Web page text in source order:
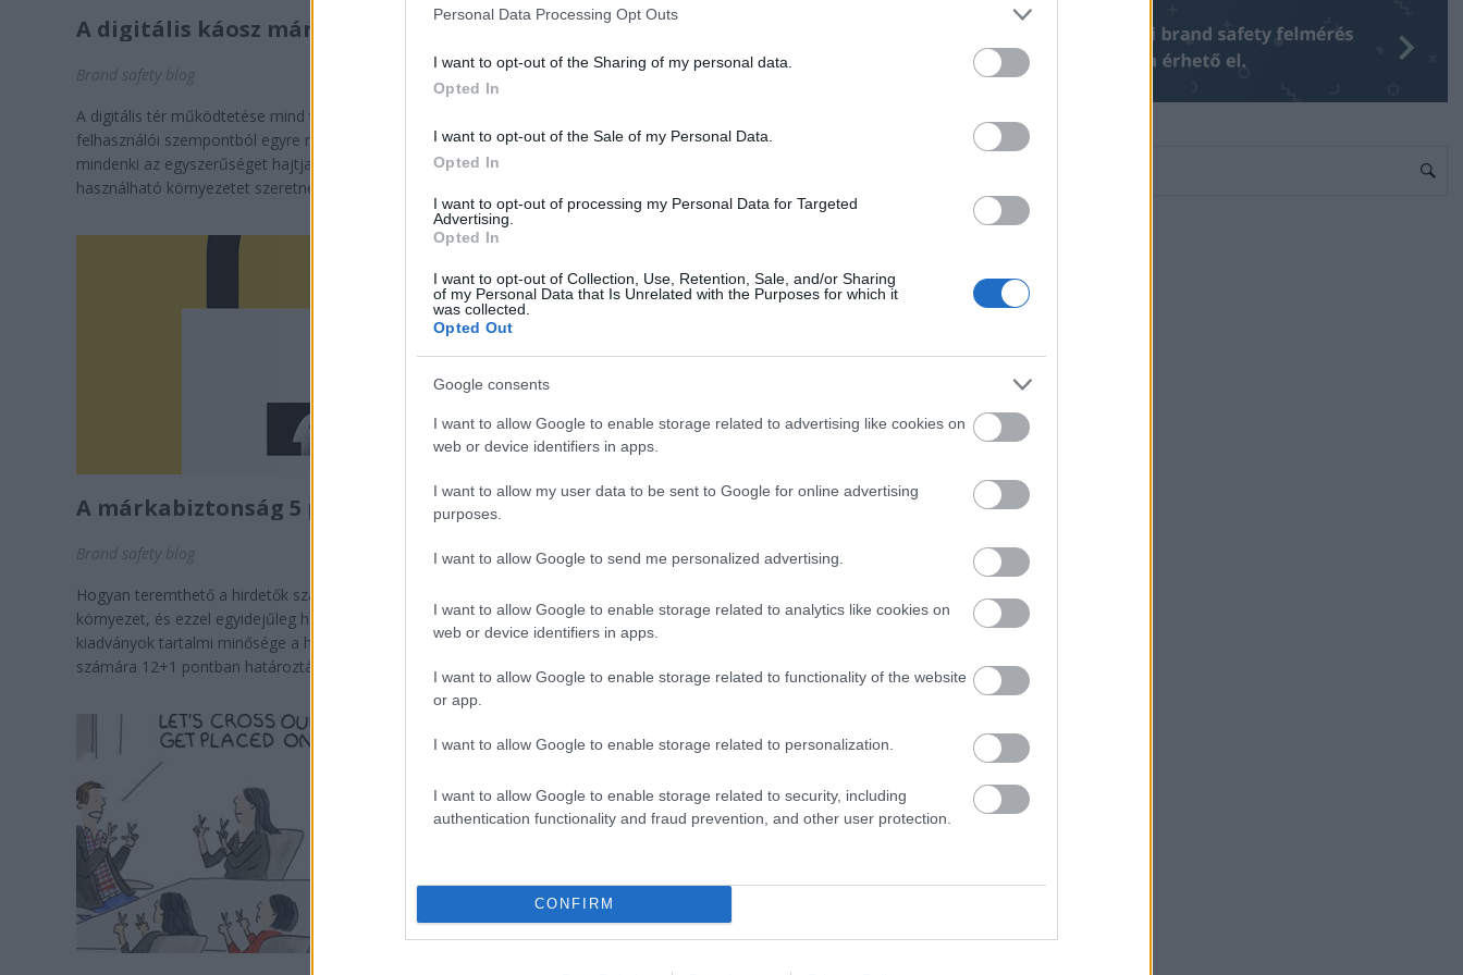
Personal Data Processing Opt Outs
I want to opt-out of the Sharing of my personal data.
Opted In
I want to opt-out of the Sale of my Personal Data.
Opted In
I want to opt-out of processing my Personal Data for Targeted
Advertising.
Opted In
I want to opt-out of Collection, Use, Retention, Sale, and/or Sharing
of my Personal Data that Is Unrelated with the Purposes for which it
was collected.
Opted Out
Google consents
I want to allow Google to enable storage related to advertising like cookies on
web or device identifiers in apps.
I want to allow my user data to be sent to Google for online advertising
purposes.
I want to allow Google to send me personalized advertising.
I want to allow Google to enable storage related to analytics like cookies on
web or device identifiers in apps.
I want to allow Google to enable storage related to functionality of the website
or app.
I want to allow Google to enable storage related to personalization.
I want to allow Google to enable storage related to security, including
authentication functionality and fraud prevention, and other user protection.
CONFIRM
A digitális káosz már itt van
Brand safety blog
A digitális tér működtetése mind tartalomgyártói, mind pedig
felhasználói szempontból egyre nehezebb, miközben
mindenki az egyszerűséget hajtja, a userek egyszerűen jól
Tiltólistára kerülő hirdetők
Brand safety blog
eszközökkel tehetünk rendet? Kiadványok márkavédelme A
A márkabiztonság 5 pontja
Brand safety blog
Hogyan teremthető a hirdetők számára biztonságos tartalmi
környezet, és ezzel egyidejűleg hogyan terjeszthető ki a
kiadványok tartalmi minősége a hirdetésekre is? A hirdetők
számára 12+1 pontban határozták meg a kerülendő ...
A brand safety egy biztosítás, ahol a
Incze Kingával, a Whitereport mediabrowser megalkotójával
készített interjút a Napi.hu a februárban publikált első hazai
brand safety felméréssel kapcsolatban. A beszélgetésben a
brand safety kihívásai...